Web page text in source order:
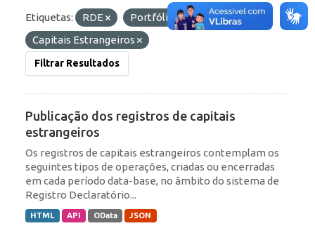
Etiquetas: RDE Portfólio
ROF
Capitais Estrangeiros
Filtrar Resultados
Publicação dos registros de capitais
estrangeiros
Os registros de capitais estrangeiros contemplam os
seguintes tipos de operações, criadas ou encerradas
em cada período data-base, no âmbito do sistema de
Registro Declaratório...
HTML API OData JSON